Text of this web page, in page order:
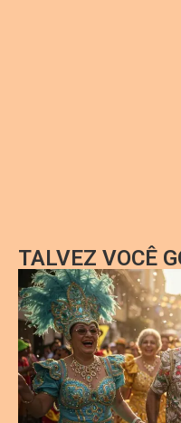
TALVEZ VOCÊ